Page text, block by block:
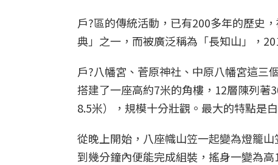
戶?區的傳統活動，已有200多年的歷史
典」之一，而被廣泛稱為「長知山」，
戶?八幡宮、菅原神社、中原八幡宮這三
搭建了一座高約7米的角樓，12層陳列著
8.5米），規模十分壯觀。最大的特點是
從晚上開始，八座幟山笠一起變為燈籠
到幾分鐘內便能完成組裝，搖身一變為